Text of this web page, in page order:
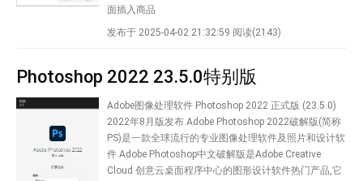
面插入商品
发布于 2025-04-02 21:32:59 阅读(2143)
Photoshop 2022 23.5.0特别版
Adobe图像处理软件 Photoshop 2022 正式版 (23.5.0)
2022年8月版发布.Adobe Photoshop 2022破解版(简称
PS)是一款全球流行的专业图像处理软件及照片和设计软
件.Adobe Photoshop中文破解版是Adobe Creative
Cloud 创意云桌面程序中心的图形设计软件热门产品,它